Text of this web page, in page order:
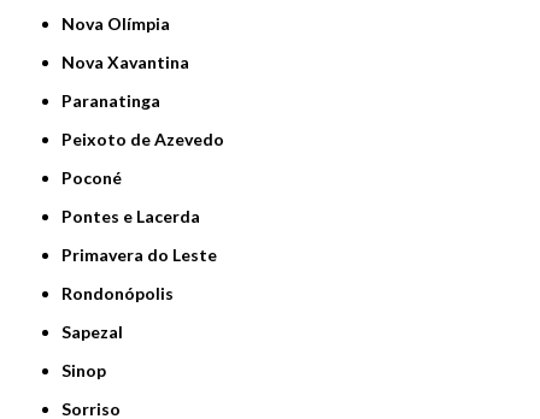
Nova Olímpia
Nova Xavantina
Paranatinga
Peixoto de Azevedo
Poconé
Pontes e Lacerda
Primavera do Leste
Rondonópolis
Sapezal
Sinop
Sorriso